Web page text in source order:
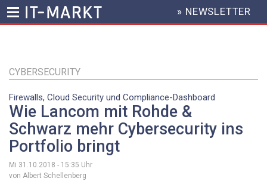
Inhalt
HEADER
MENU
» NEWSLETTER
CYBERSECURITY
Firewalls, Cloud Security und Compliance-Dashboard
Wie Lancom mit Rohde &
Schwarz mehr Cybersecurity ins
Portfolio bringt
Mi 31.10.2018 - 15:35 Uhr
von Albert Schellenberg